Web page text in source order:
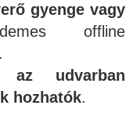
gyenge vagy
offline
az udvarban
hozhatók.